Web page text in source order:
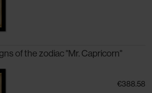
of the zodiac "Mr. Capricorn"
€388.58